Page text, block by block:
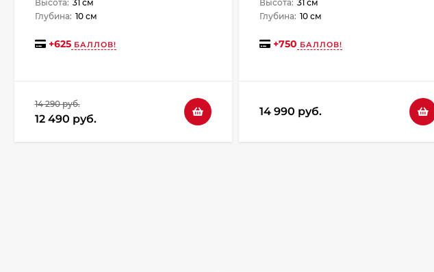
Высота: 31 см
Глубина: 10 см
+625БАЛЛОВ!
14 290 руб.
12 490 руб.
Высота: 31 см
Глубина: 10 см
+750 БАЛЛОВ!
14 990 руб.